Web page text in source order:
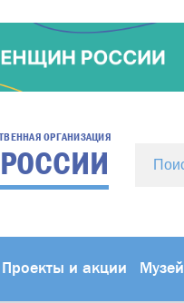
ОРГАНИЗАЦИЯ
РОССИИ
Проекты и акции Музей